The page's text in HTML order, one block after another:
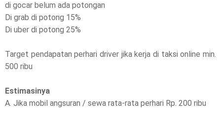
di gocar belum ada potongan
Di grab di potong 15%
Di uber di potong 25%
Target pendapatan perhari driver jika kerja di taksi online min.
500 ribu
Estimasinya
A. Jika mobil angsuran / sewa rata-rata perhari Rp. 200 ribu